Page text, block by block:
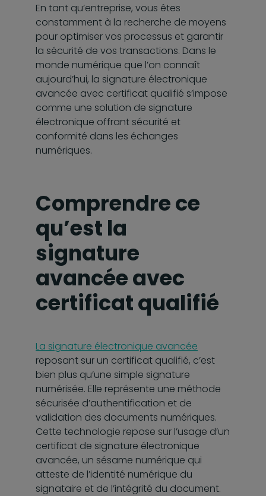
En tant qu’entreprise, vous êtes
constamment à la recherche de moyens
pour optimiser vos processus et garantir
la sécurité de vos transactions. Dans le
monde numérique que l’on connaît
aujourd’hui, la signature électronique
avancée avec certificat qualifié s’impose
comme une solution de signature
électronique offrant sécurité et
conformité dans les échanges
numériques.
Comprendre ce
qu’est la
signature
avancée avec
certificat qualifié
La signature électronique avancée
reposant sur un certificat qualifié, c’est
bien plus qu’une simple signature
numérisée. Elle représente une méthode
sécurisée d’authentification et de
validation des documents numériques.
Cette technologie repose sur l’usage d’un
certificat de signature électronique
avancée, un sésame numérique qui
atteste de l’identité numérique du
signataire et de l’intégrité du document.